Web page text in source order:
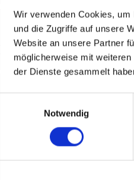
Wir verwenden Cookies,
und die Zugriffe auf unsere
Website an unsere Partner
möglicherweise mit
der Dienste gesammelt
Notwendig